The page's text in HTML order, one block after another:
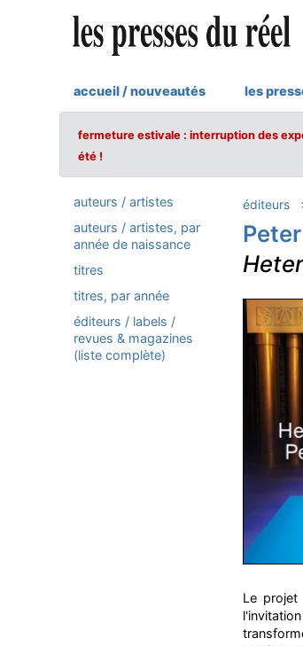
accueil / nouveautés les
fermeture estivale : interruption des
été !
auteurs / artistes
auteurs / artistes, par
année de naissance
titres
titres, par année
éditeurs / labels /
revues & magazines
(liste complète)
éditeurs
Le projet